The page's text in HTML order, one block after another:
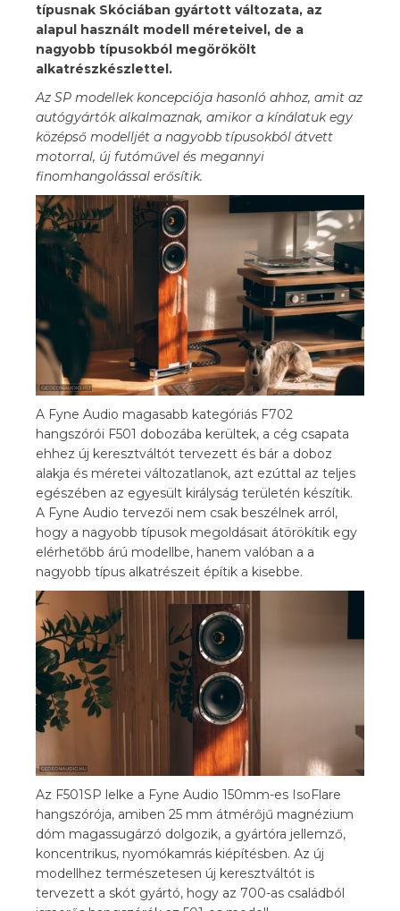
típusnak Skóciában gyártott változata, az
alapul használt modell méreteivel, de a
nagyobb típusokból megörökölt
alkatrészkészlettel.
Az SP modellek koncepciója hasonló ahhoz, amit az
autógyártók alkalmaznak, amikor a kínálatuk egy
középső modelljét a nagyobb típusokból átvett
motorral, új futóművel és megannyi
finomhangolással erősítik.
A Fyne Audio magasabb kategóriás F702
hangszórói F501 dobozába kerültek, a cég csapata
ehhez új keresztváltót tervezett és bár a doboz
alakja és méretei változatlanok, azt ezúttal az teljes
egészében az egyesült királyság területén készítik.
A Fyne Audio tervezői nem csak beszélnek arról,
hogy a nagyobb típusok megoldásait átörökítik egy
elérhetőbb árú modellbe, hanem valóban a a
nagyobb típus alkatrészeit építik a kisebbe.
Az F501SP lelke a Fyne Audio 150mm-es IsoFlare
hangszórója, amiben 25 mm átmérőjű magnézium
dóm magassugárzó dolgozik, a gyártóra jellemző,
koncentrikus, nyomókamrás kiépítésben. Az új
modellhez természetesen új keresztváltót is
tervezett a skót gyártó, hogy az 700-as családból